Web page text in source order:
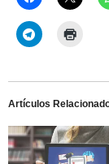
Artículos